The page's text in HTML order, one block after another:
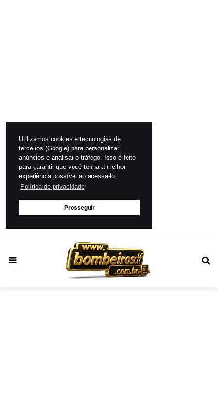
Utilizamos cookies e tecnologias de
terceiros (Google) para personalizar
anúncios e analisar o tráfego. Isso é feito
para garantir que você tenha a melhor
experiência possível ao acessa-lo.
Política de privacidade
Prosseguir